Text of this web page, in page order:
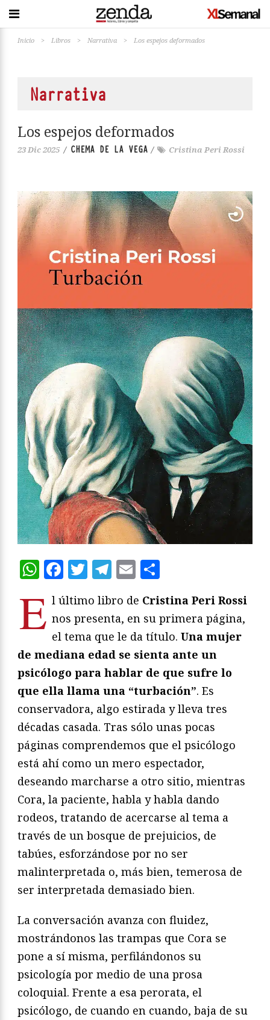
Inicio > Libros > Narrativa > Los espejos deformados
Narrativa
Los espejos deformados
23 Dic 2025 / CHEMA DE LA VEGA / Cristina Peri Rossi
WhatsApp
Facebook
Twitter
Telegram
Email
E l último libro de Cristina Peri Rossi
nos presenta, en su primera página,
el tema que le da título. Una mujer
de mediana edad se sienta ante un
psicólogo para hablar de que sufre lo
que ella llama una “turbación”. Es
conservadora, algo estirada y lleva tres
décadas casada. Tras sólo unas pocas
páginas comprendemos que el psicólogo
está ahí como un mero espectador,
deseando marcharse a otro sitio, mientras
Cora, la paciente, habla y habla dando
rodeos, tratando de acercarse al tema a
través de un bosque de prejuicios, de
tabúes, esforzándose por no ser
malinterpretada o, más bien, temerosa de
ser interpretada demasiado bien.
La conversación avanza con fluidez,
mostrándonos las trampas que Cora se
pone a sí misma, perfilándonos su
psicología por medio de una prosa
coloquial. Frente a esa perorata, el
psicólogo, de cuando en cuando, baja de su